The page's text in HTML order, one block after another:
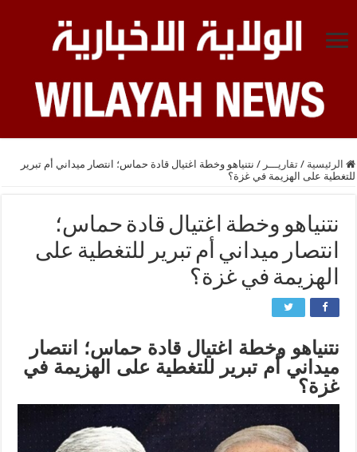
الرئيسية / تقاريـــر / نتنياهو وخطة اغتيال قادة حماس؛ انتصار ميداني أم تبرير
للتغطية على الهزيمة في غزة؟
نتنياهو وخطة اغتيال قادة حماس؛
انتصار ميداني أم تبرير للتغطية على
الهزيمة في غزة؟
نتنياهو وخطة اغتيال قادة حماس؛ انتصار
ميداني أم تبرير للتغطية على الهزيمة في
غزة؟